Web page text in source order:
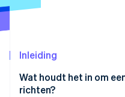
Oprichting van een start-
Identity
Inleiding
Wat houdt het in om
richten?